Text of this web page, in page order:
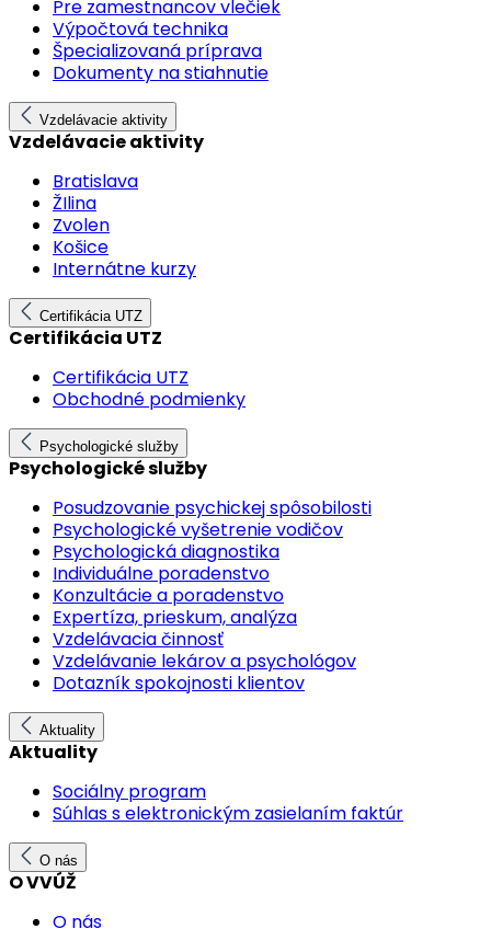
Pre zamestnancov vlečiek
Výpočtová technika
Špecializovaná príprava
Dokumenty na stiahnutie
Vzdelávacie aktivity
Vzdelávacie aktivity
Bratislava
ŽIlina
Zvolen
Košice
Internátne kurzy
Certifikácia UTZ
Certifikácia UTZ
Certifikácia UTZ
Obchodné podmienky
Psychologické služby
Psychologické služby
Posudzovanie psychickej spôsobilosti
Psychologické vyšetrenie vodičov
Psychologická diagnostika
Individuálne poradenstvo
Konzultácie a poradenstvo
Expertíza, prieskum, analýza
Vzdelávacia činnosť
Vzdelávanie lekárov a psychológov
Dotazník spokojnosti klientov
Aktuality
Aktuality
Sociálny program
Súhlas s elektronickým zasielaním faktúr
O nás
O VVÚŽ
O nás